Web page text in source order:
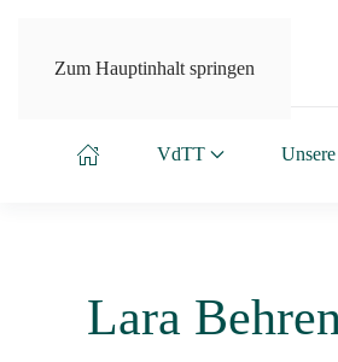
Zum Hauptinhalt springen
VdTT
Lara